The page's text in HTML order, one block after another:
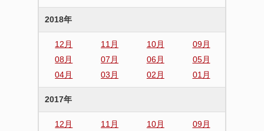
2018年
12月 11月 10月
09月
08月
07月 06月
05月
04月
03月 02月 01月
2017年
12月 11月 10月
09月